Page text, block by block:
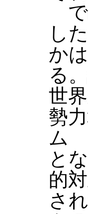
で
し
か
る
世
勢
ム
と
的
さ